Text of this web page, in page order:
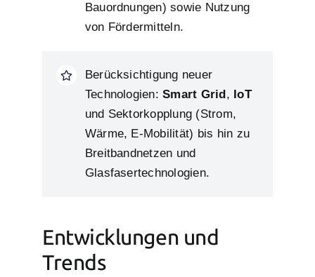
Bauordnungen) sowie Nutzung
von Fördermitteln.
Berücksichtigung neuer
Technologien:Smart Grid , IoT
und Sektorkopplung (Strom,
Wärme, E-Mobilität) bis hin zu
Breitbandnetzen und
Glasfasertechnologien.
Entwicklungen und
Trends